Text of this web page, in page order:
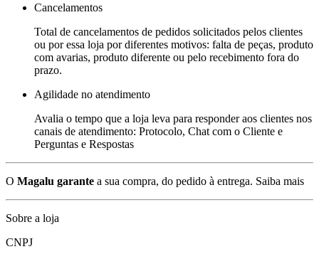
Cancelamentos
Total de cancelamentos de pedidos solicitados pelos clientes
ou por essa loja por diferentes motivos: falta de peças, produto
com avarias, produto diferente ou pelo recebimento fora do
prazo.
Agilidade no atendimento
Avalia o tempo que a loja leva para responder aos clientes nos
canais de atendimento: Protocolo, Chat com o Cliente e
Perguntas e Respostas
O Magalu garante a sua compra, do pedido à entrega. Saiba mais
Sobre a loja
CNPJ